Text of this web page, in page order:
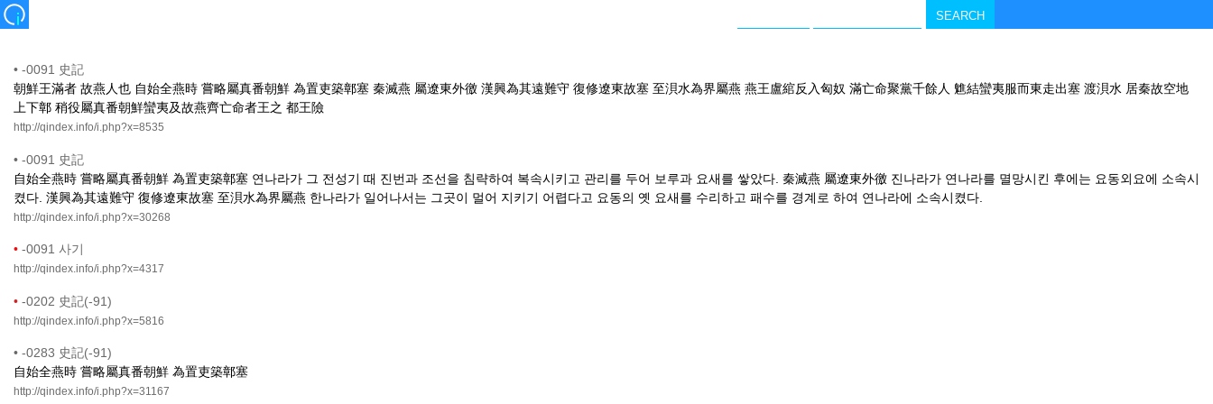
• -0091 史記
朝鮮王滿者 故燕人也 自始全燕時 嘗略屬真番朝鮮 為置吏築鄣塞 秦滅燕 屬遼東外徼 漢興為其遠難守 復修遼東故塞 至浿水為界屬燕 燕王盧綰反入匈奴 滿亡命聚黨千餘人 魋結蠻夷服而東走出塞 渡浿水 居秦故空地
上下鄣 稍役屬真番朝鮮蠻夷及故燕齊亡命者王之 都王險
http://qindex.info/i.php?x=8535
• -0091 史記
自始全燕時 嘗略屬真番朝鮮 為置吏築鄣塞 연나라가 그 전성기 때 진번과 조선을 침략하여 복속시키고 관리를 두어 보루과 요새를 쌓았다. 秦滅燕 屬遼東外徼 진나라가 연나라를 멸망시킨 후에는 요동외요에 소속시
켰다. 漢興為其遠難守 復修遼東故塞 至浿水為界屬燕 한나라가 일어나서는 그곳이 멀어 지키기 어렵다고 요동의 옛 요새를 수리하고 패수를 경계로 하여 연나라에 소속시켰다.
http://qindex.info/i.php?x=30268
• -0091 사기
http://qindex.info/i.php?x=4317
• -0202 史記(-91)
http://qindex.info/i.php?x=5816
• -0283 史記(-91)
自始全燕時 嘗略屬真番朝鮮 為置吏築鄣塞
http://qindex.info/i.php?x=31167